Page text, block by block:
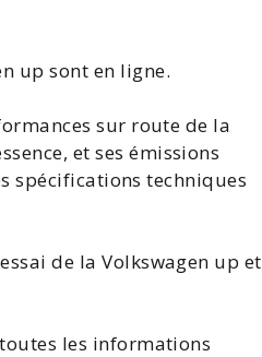
up sont en ligne.
sur route de la
et ses émissions
spécifications techniques
essai de la Volkswagen up et
les informations